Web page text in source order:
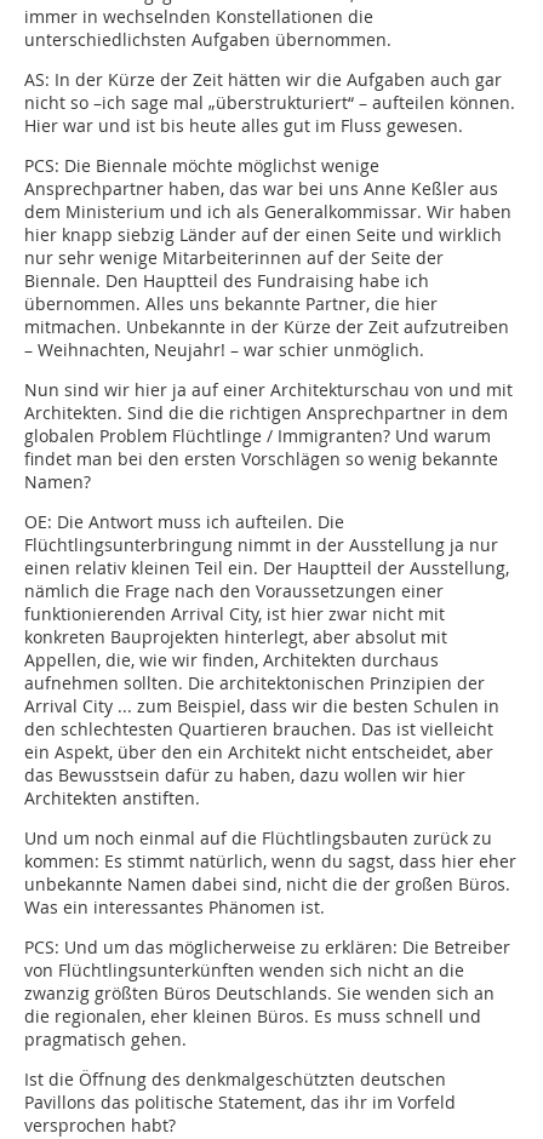
immer in wechselnden Konstellationen die
unterschiedlichsten Aufgaben übernommen.
AS: In der Kürze der Zeit hätten wir die Aufgaben auch gar
nicht so –ich sage mal „überstrukturiert“ – aufteilen können.
Hier war und ist bis heute alles gut im Fluss gewesen.
PCS: Die Biennale möchte möglichst wenige
Ansprechpartner haben, das war bei uns Anne Keßler aus
dem Ministerium und ich als Generalkommissar. Wir haben
hier knapp siebzig Länder auf der einen Seite und wirklich
nur sehr wenige Mitarbeiterinnen auf der Seite der
Biennale. Den Hauptteil des Fundraising habe ich
übernommen. Alles uns bekannte Partner, die hier
mitmachen. Unbekannte in der Kürze der Zeit aufzutreiben
– Weihnachten, Neujahr! – war schier unmöglich.
Nun sind wir hier ja auf einer Architekturschau von und mit
Architekten. Sind die die richtigen Ansprechpartner in dem
globalen Problem Flüchtlinge / Immigranten? Und warum
findet man bei den ersten Vorschlägen so wenig bekannte
Namen?
OE: Die Antwort muss ich aufteilen. Die
Flüchtlingsunterbringung nimmt in der Ausstellung ja nur
einen relativ kleinen Teil ein. Der Hauptteil der Ausstellung,
nämlich die Frage nach den Voraussetzungen einer
funktionierenden Arrival City, ist hier zwar nicht mit
konkreten Bauprojekten hinterlegt, aber absolut mit
Appellen, die, wie wir finden, Architekten durchaus
aufnehmen sollten. Die architektonischen Prinzipien der
Arrival City ... zum Beispiel, dass wir die besten Schulen in
den schlechtesten Quartieren brauchen. Das ist vielleicht
ein Aspekt, über den ein Architekt nicht entscheidet, aber
das Bewusstsein dafür zu haben, dazu wollen wir hier
Architekten anstiften.
Und um noch einmal auf die Flüchtlingsbauten zurück zu
kommen: Es stimmt natürlich, wenn du sagst, dass hier eher
unbekannte Namen dabei sind, nicht die der großen Büros.
Was ein interessantes Phänomen ist.
PCS: Und um das möglicherweise zu erklären: Die Betreiber
von Flüchtlingsunterkünften wenden sich nicht an die
zwanzig größten Büros Deutschlands. Sie wenden sich an
die regionalen, eher kleinen Büros. Es muss schnell und
pragmatisch gehen.
Ist die Öffnung des denkmalgeschützten deutschen
Pavillons das politische Statement, das ihr im Vorfeld
versprochen habt?